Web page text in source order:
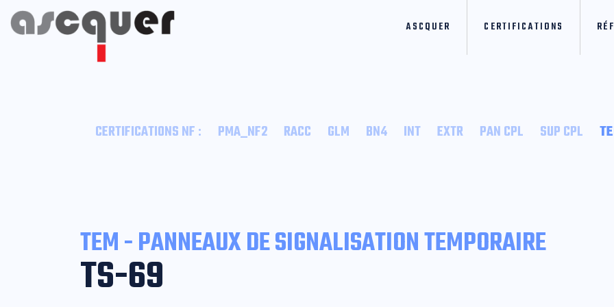
ASCQUER CERTIFICATIONS
CERTIFICATIONS NF : PMA_NF2 RACC GLM BN4 INT EXTR PAN CPL SUP CPL
TEM - PANNEAUX DE SIGNALISATION TEMPORAIRE
TS-69